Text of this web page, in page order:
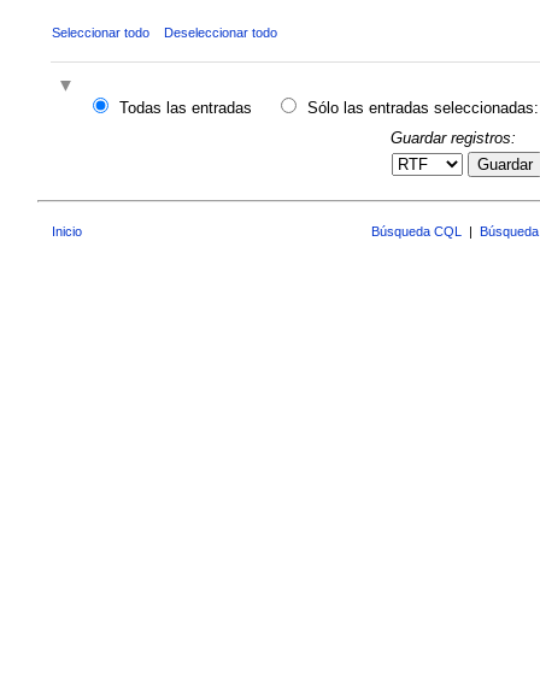
Seleccionar todo Deseleccionar todo
Todas las entradas
Sólo las entradas seleccionadas:
Guardar registros:
Guardar
Inicio Búsqueda CQL